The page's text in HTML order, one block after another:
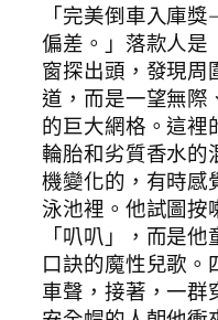
「完美倒車入庫
偏差。」落款人是
窗探出頭，發現周
道，而是一望無際
的巨大網格。這裡
輪胎和劣質香水的
機變化的，有時感
泳池裡。他試圖按
「叭叭」，而是
口訣的魔性兒歌。
車聲，接著，一群